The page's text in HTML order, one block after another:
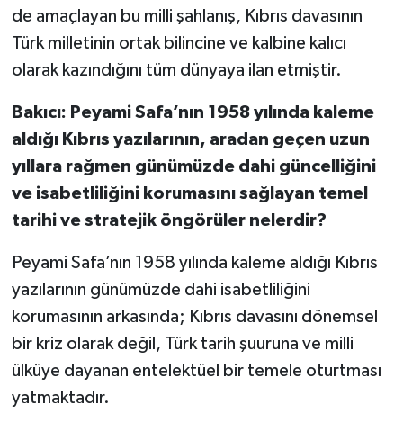
de amaçlayan bu milli şahlanış, Kıbrıs davasının
Türk milletinin ortak bilincine ve kalbine kalıcı
olarak kazındığını tüm dünyaya ilan etmiştir.
Bakıcı: Peyami Safa’nın 1958 yılında kaleme
aldığı Kıbrıs yazılarının, aradan geçen uzun
yıllara rağmen günümüzde dahi güncelliğini
ve isabetliliğini korumasını sağlayan temel
tarihi ve stratejik öngörüler nelerdir?
Peyami Safa’nın 1958 yılında kaleme aldığı Kıbrıs
yazılarının günümüzde dahi isabetliliğini
korumasının arkasında; Kıbrıs davasını dönemsel
bir kriz olarak değil, Türk tarih şuuruna ve milli
ülküye dayanan entelektüel bir temele oturtması
yatmaktadır.